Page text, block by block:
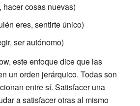
cosas nuevas)
eres, sentirte único)
ser autónomo)
este enfoque dice que las
un orden jerárquico. Todas son
entre sí. Satisfacer una
a satisfacer otras al mismo